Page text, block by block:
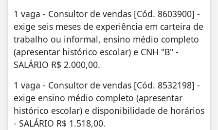
1 vaga - Consultor de vendas [Cód. 8603900] -
exige seis meses de experiência em carteira de
trabalho ou informal, ensino médio completo
(apresentar histórico escolar) e CNH "B" -
SALÁRIO R$ 2.000,00.
1 vaga - Consultor de vendas [Cód. 8532198] -
exige ensino médio completo (apresentar
histórico escolar) e disponibilidade de horários
- SALÁRIO R$ 1.518,00.